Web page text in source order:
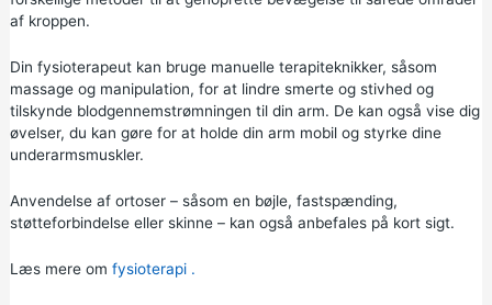
af kroppen.
Din fysioterapeut kan bruge manuelle terapiteknikker, såsom
massage og manipulation, for at lindre smerte og stivhed og
tilskynde blodgennemstrømningen til din arm. De kan også vise dig
øvelser, du kan gøre for at holde din arm mobil og styrke dine
underarmsmuskler.
Anvendelse af ortoser – såsom en bøjle, fastspænding,
støtteforbindelse eller skinne – kan også anbefales på kort sigt.
Læs mere om fysioterapi.